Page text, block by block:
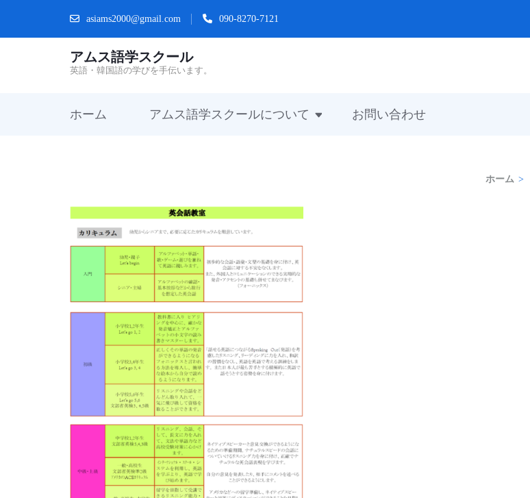
ン
asiams2000@gmail.com 090-8270-7121
アムス語学スクール
英語・韓国語の学びを手伝います。
ホーム アムス語学スクールについて お問い合わせ
ホーム >